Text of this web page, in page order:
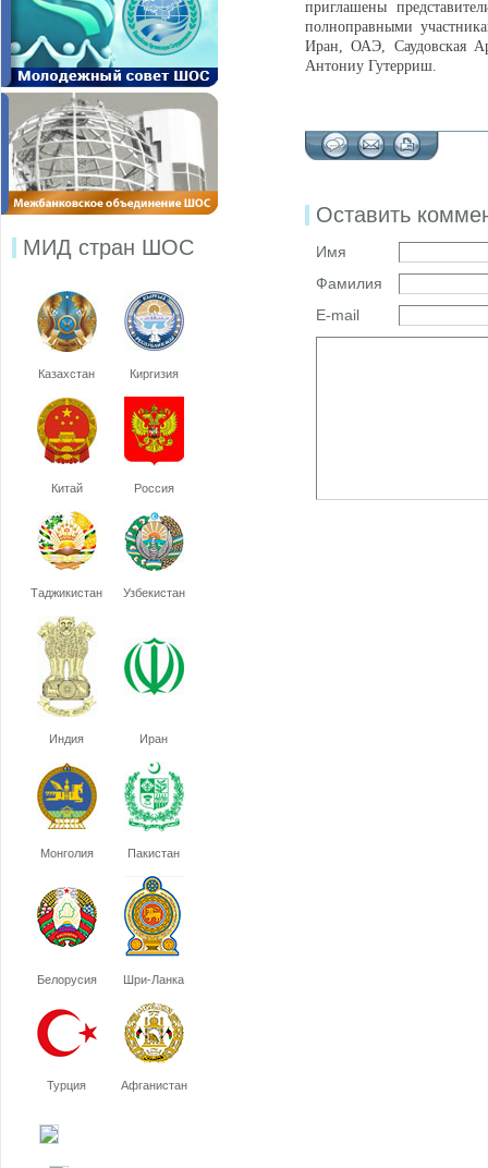
МИД стран ШОС
Казахстан Киргизия
Китай Россия
Таджикистан Узбекистан
Индия Иран
Монголия Пакистан
Белорусия Шри-Ланка
Турция Афганистан
приглашены
полноправными
Иран, ОАЭ, Саудовская
Антониу Гутерриш.
Оставить
Имя
Фамилия
E-mail